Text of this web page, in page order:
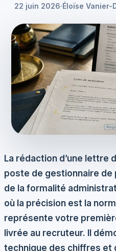
22 juin 2026·Éloïse Vanier-
La rédaction d’une lettre
poste de gestionnaire de
de la formalité
où la précision est la
représente votre
livrée au recruteur. Il
technique des chiffres et